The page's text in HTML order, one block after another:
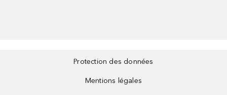
Protection des données
Mentions légales